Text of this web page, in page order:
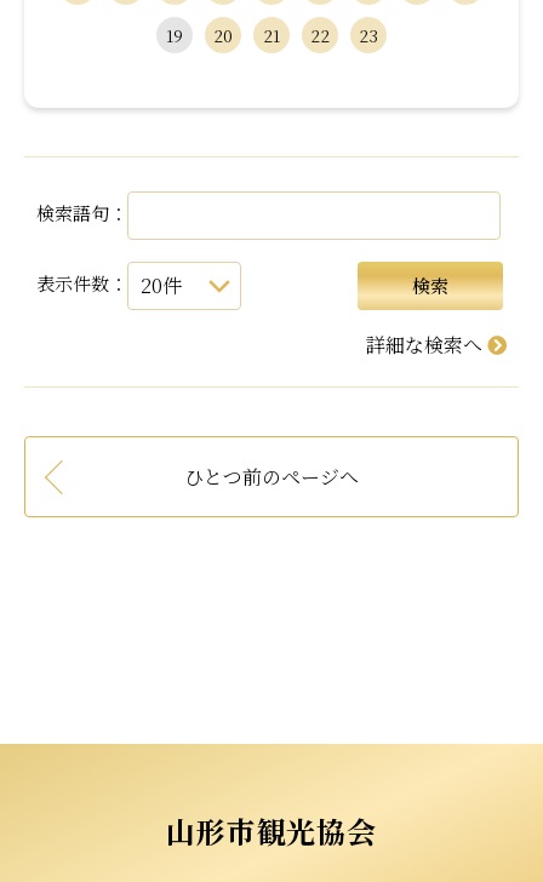
19
20 21 22 23
検索語句：
表示件数：
詳細な検索へ
ひとつ前のページへ
山形市観光協会